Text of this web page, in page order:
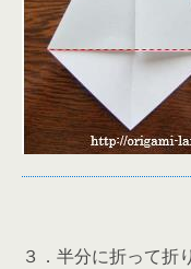
３．半分に折って折